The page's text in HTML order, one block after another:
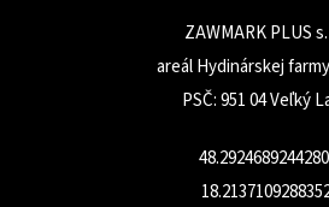
ZAWMARK PLUS
areál Hydinárskej
PSČ: 951 04 Veľký